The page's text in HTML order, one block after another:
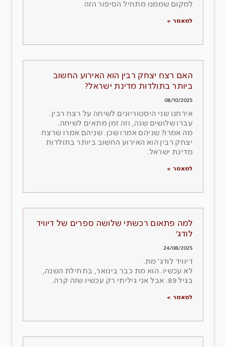
למקום שממנו מתחיל הסיפור הזה
למאמר »
האם רצח יצחק רבין הוא האירוע החשוב
ביותר בתולדות מדינת ישראל?
08/10/2025
אירחנו שני היסטוריונים לשיחה על רצח רבין.
עברו שלושים שנה, וזה זמן מתאים לשיחה.
מה אמרו? שניהם אמרו שכן. שניהם אמרו שרצח
יצחק רבין הוא האירוע החשוב ביותר בתולדות
מדינת ישראל.
למאמר »
למה פתאום רכשתי שלושה ספרים של דיוויד
לודג׳
24/08/2025
דיוויד לודג׳ מת.
לא עכשיו. הוא מת כבר בינואר, בתחילת השנה,
בגיל 89. אבל אני גיליתי רק עכשיו שזה קרה.
למאמר »